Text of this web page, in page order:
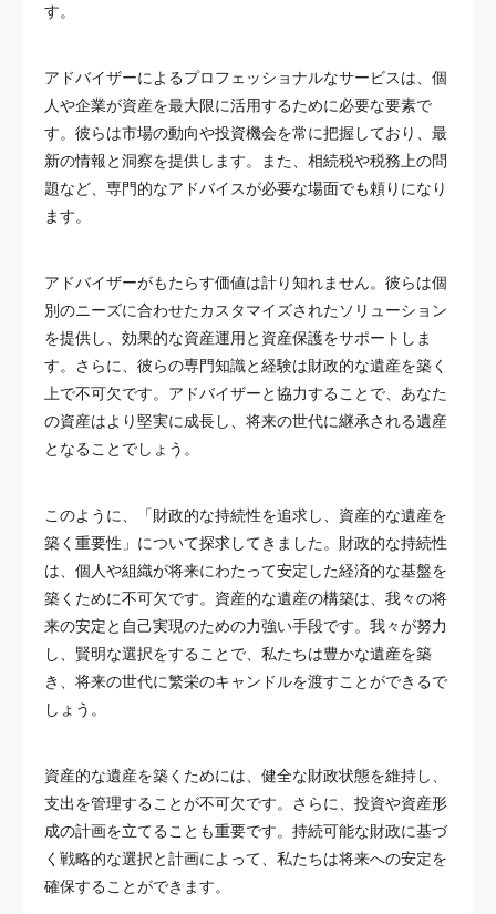
す。
アドバイザーによるプロフェッショナルなサービスは、個
人や企業が資産を最大限に活用するために必要な要素で
す。彼らは市場の動向や投資機会を常に把握しており、最
新の情報と洞察を提供します。また、相続税や税務上の問
題など、専門的なアドバイスが必要な場面でも頼りになり
ます。
アドバイザーがもたらす価値は計り知れません。彼らは個
別のニーズに合わせたカスタマイズされたソリューション
を提供し、効果的な資産運用と資産保護をサポートしま
す。さらに、彼らの専門知識と経験は財政的な遺産を築く
上で不可欠です。アドバイザーと協力することで、あなた
の資産はより堅実に成長し、将来の世代に継承される遺産
となることでしょう。
このように、「財政的な持続性を追求し、資産的な遺産を
築く重要性」について探求してきました。財政的な持続性
は、個人や組織が将来にわたって安定した経済的な基盤を
築くために不可欠です。資産的な遺産の構築は、我々の将
来の安定と自己実現のための力強い手段です。我々が努力
し、賢明な選択をすることで、私たちは豊かな遺産を築
き、将来の世代に繁栄のキャンドルを渡すことができるで
しょう。
資産的な遺産を築くためには、健全な財政状態を維持し、
支出を管理することが不可欠です。さらに、投資や資産形
成の計画を立てることも重要です。持続可能な財政に基づ
く戦略的な選択と計画によって、私たちは将来への安定を
確保することができます。